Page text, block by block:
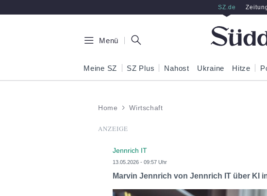
SZ.de
Menü
Meine SZ SZ Plus Nahost Ukraine Hitze
Home Wirtschaft
ANZEIGE
Jennrich IT
13.05.2026 - 09:57 Uhr
Marvin Jennrich von Jennrich IT über KI